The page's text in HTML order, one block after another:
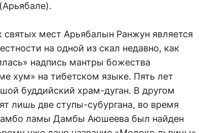
святых мест Арьябалын Ранжун является
на одной из скал недавно, как
надпись мантры божества
хум» на тибетском языке. Пять лет
буддийский храм-дуган. В другом
лишь две ступы-субургана, во время
ламы Дамбы Аюшеева был найден